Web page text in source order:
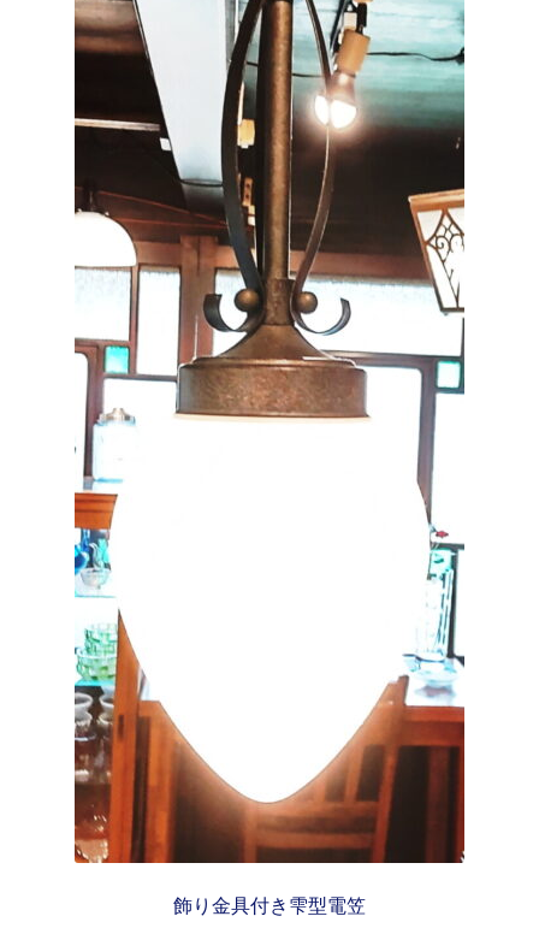
飾り金具付き雫型電笠